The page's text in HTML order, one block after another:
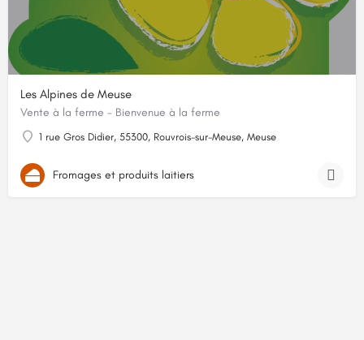
Les Alpines de Meuse
Vente à la ferme - Bienvenue à la ferme
1 rue Gros Didier, 55300, Rouvrois-sur-Meuse, Meuse
Fromages et produits laitiers